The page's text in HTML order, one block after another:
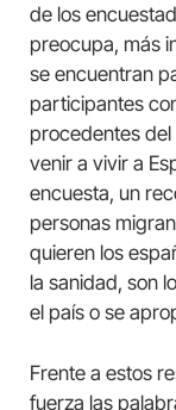
de los
preocupa, más
se encuentran
participantes
procedentes
venir a vivir a
encuesta, un
personas
quieren los
la sanidad, son
el país o se
Frente a estos
fuerza las